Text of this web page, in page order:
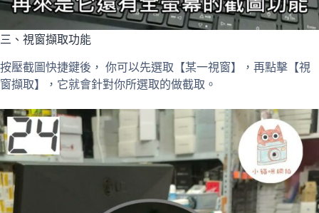
三、視窗擷取功能
按壓截圖快捷鍵後， 你可以先選取【某一視窗】，再點擊【視
窗擷取】，它就會針對你所選取的做截取。